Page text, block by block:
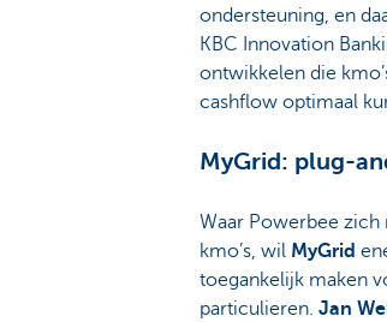
ondersteuning, en
KBC Innovation
ontwikkelen die
cashflow optimaal
MyGrid: plug-
Waar Powerbee zich
kmo’s, wil MyGrid
toegankelijk maken
particulieren. Jan